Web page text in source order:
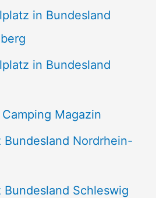
in Bundesland
in Bundesland
Magazin
Bundesland Nordrhein-
Schleswig